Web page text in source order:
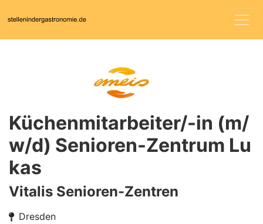
Küchenmitarbeiter/-in (m/
w/d) Senioren-Zentrum Lu
kas
Vitalis Senioren-Zentren
Dresden